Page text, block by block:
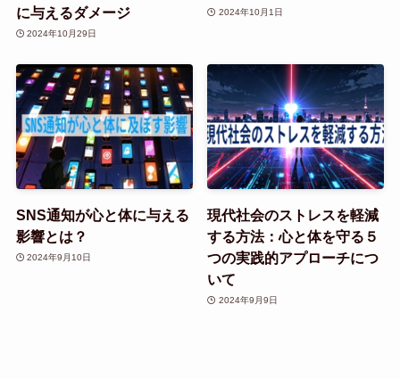
に与えるダメージ
2024年10月29日
2024年10月1日
SNS通知が心と体に与える
影響とは？
2024年9月10日
現代社会のストレスを軽減
する方法：心と体を守る５
つの実践的アプローチにつ
いて
2024年9月9日